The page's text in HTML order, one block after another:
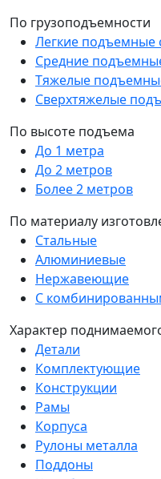
По грузоподъемности
Легкие подъемные
Средние
Тяжелые
Сверхтяжелые
По высоте подъема
До 1 метра
До 2 метров
Более 2 метров
По материалу
Стальные
Алюминиевые
Нержавеющие
С
Характер
Детали
Комплектующие
Конструкции
Рамы
Корпуса
Рулоны металла
Поддоны